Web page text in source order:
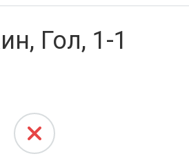
Гол, 1-1